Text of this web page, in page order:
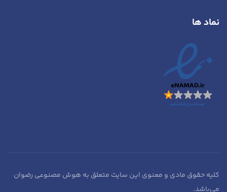
نماد ها
کلیه حقوق مادی و معنوی این سایت متعلق به هوش مصنوعی رضوان
می‌باشد.